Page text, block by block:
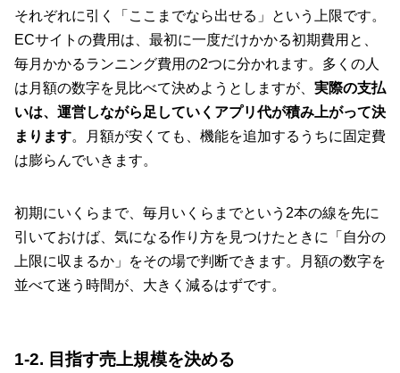
それぞれに引く「ここまでなら出せる」という上限です。
ECサイトの費用は、最初に一度だけかかる初期費用と、
毎月かかるランニング費用の2つに分かれます。多くの人
は月額の数字を見比べて決めようとしますが、 実際の支払
いは、運営しながら足していくアプリ代が積み上がって決
まります。月額が安くても、機能を追加するうちに固定費
は膨らんでいきます。
初期にいくらまで、毎月いくらまでという2本の線を先に
引いておけば、気になる作り方を見つけたときに「自分の
上限に収まるか」をその場で判断できます。月額の数字を
並べて迷う時間が、大きく減るはずです。
1-2. 目指す売上規模を決める